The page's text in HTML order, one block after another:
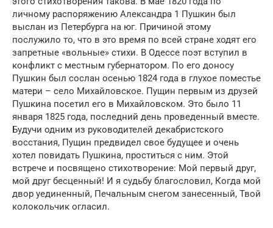
личному распоряжению Александра 1 Пушкин был
выслан из Петербурга на юг. Причиной этому
послужило то, что в это время по всей стране ходят его
запретные «вольные» стихи. В Одессе поэт вступил в
конфликт с местным губернатором. По его доносу
Пушкин был сослан осенью 1824 года в глухое поместье
матери – село Михайловское. Пущин первым из друзей
Пушкина посетил его в Михайловском. Это было 11
января 1825 года, последний день проведенный вместе.
Будучи одним из руководителей декабристского
восстания, Пущин предвидел свое будущее и очень
хотел повидать Пушкина, проститься с ним. Этой
встрече и посвящено стихотворение: Мой первый друг,
мой друг бесценный! И я судьбу благословил, Когда мой
двор уединенный, Печальным снегом занесенный, Твой
колокольчик огласил.